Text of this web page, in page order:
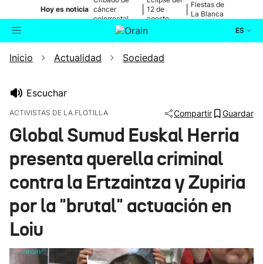
Hoy es noticia cáncer
colorrectal
12 de
agosto
Fiestas de
La Blanca
ES
Buscador Actualidad
Ikusmiran
Eguraldia
Inicio Actualidad Sociedad
Escuchar
ACTIVISTAS DE LA FLOTILLA Compartir Guardar
Global Sumud Euskal Herria
presenta querella criminal
contra la Ertzaintza y Zupiria
por la "brutal" actuación en
Loiu